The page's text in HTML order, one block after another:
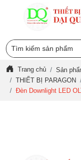
Trang chủ Sản
THIẾT BỊ PARAGON
Đèn Downlight LED